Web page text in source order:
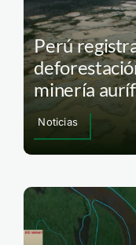
Perú
minería
Noticias